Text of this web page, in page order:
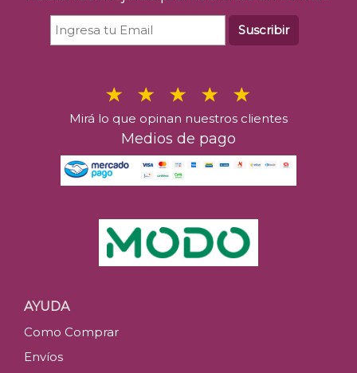
Suscribir
Mirá lo que opinan nuestros clientes
Medios de pago
AYUDA
Como Comprar
Envíos